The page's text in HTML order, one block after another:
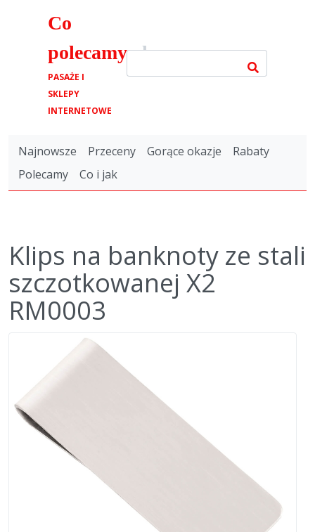
Co
polecamy.pl
PASAŻE I
SKLEPY
INTERNETOWE
Najnowsze Przeceny Gorące okazje
Rabaty
Polecamy
Co i jak
Klips na banknoty ze stali
szczotkowanej X2
RM0003